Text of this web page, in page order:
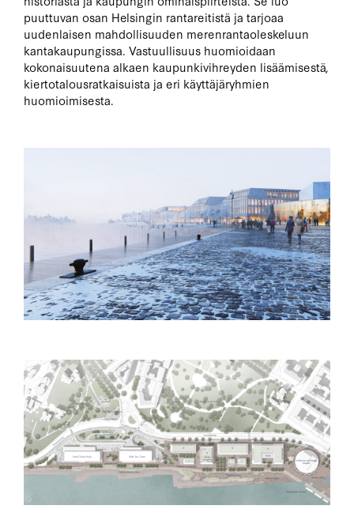
puuttuvan osan Helsingin rantareitistä ja tarjoaa
uudenlaisen mahdollisuuden merenrantaoleskeluun
kantakaupungissa. Vastuullisuus huomioidaan
kokonaisuutena alkaen kaupunkivihreyden lisäämisestä,
kiertotalousratkaisuista ja eri käyttäjäryhmien
huomioimisesta.